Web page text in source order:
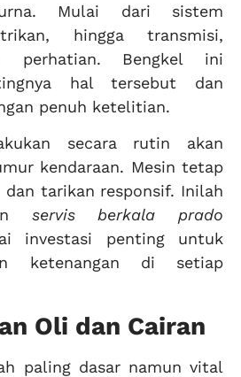
Mulai dari sistem
hingga transmisi,
perhatian. Bengkel ini
hal tersebut dan
penuh ketelitian.
secara rutin akan
kendaraan. Mesin tetap
dan tarikan responsif. Inilah
servis berkala prado
investasi penting untuk
ketenangan di setiap
Oli dan Cairan
paling dasar namun vital